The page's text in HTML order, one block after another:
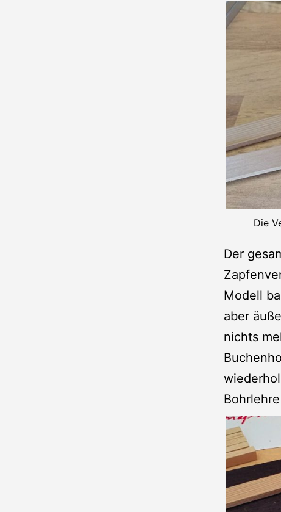
Die
Der
Modell
aber
nichts